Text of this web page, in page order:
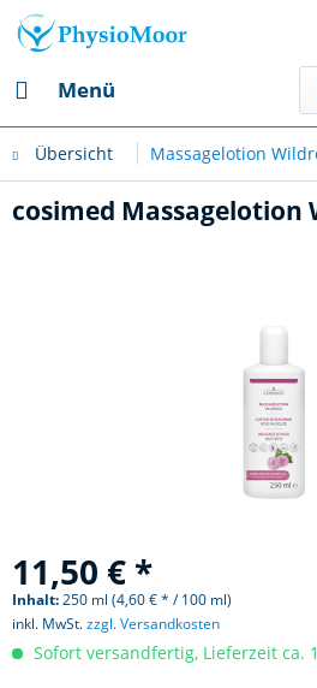
Menü
Übersicht Massagelotion
cosimed Massagelotion
11,50 € *
Inhalt:250 ml (4,60 € * / 100 ml)
inkl. MwSt.zzgl. Versandkosten
Sofort versandfertig, Lieferzeit ca.